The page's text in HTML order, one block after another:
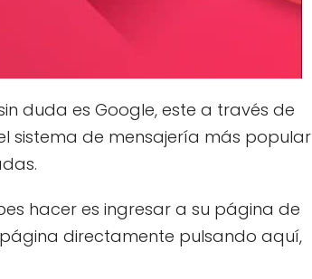
duda es Google, este a través de
sistema de mensajería más popular
hacer es ingresar a su página de
directamente pulsando aquí,